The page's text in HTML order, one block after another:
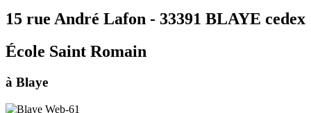
15 rue André Lafon - 33391 BLAYE cedex
École Saint Romain
à Blaye